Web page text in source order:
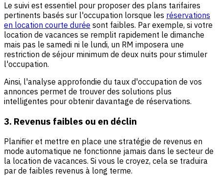
Le suivi est essentiel pour proposer des plans tarifaires
pertinents basés sur l'occupation lorsque les réservations
en location courte durée sont faibles. Par exemple, si votre
location de vacances se remplit rapidement le dimanche
mais pas le samedi ni le lundi, un RM imposera une
restriction de séjour minimum de deux nuits pour stimuler
l'occupation.
Ainsi, l'analyse approfondie du taux d'occupation de vos
annonces permet de trouver des solutions plus
intelligentes pour obtenir davantage de réservations.
3. Revenus faibles ou en déclin
Planifier et mettre en place une stratégie de revenus en
mode automatique ne fonctionne jamais dans le secteur de
la location de vacances. Si vous le croyez, cela se traduira
par de faibles revenus à long terme.